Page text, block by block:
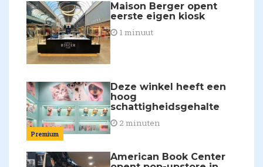
Maison Berger opent
eerste eigen kiosk
1 minuut
Premium
Deze winkel heeft een
hoog
schattigheidsgehalte
2 minuten
American Book Center